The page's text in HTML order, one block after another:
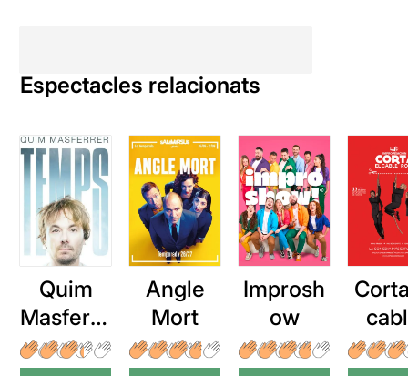
Espectacles relacionats
Quim
Masferre
r: Temps
Angle
Mort
Improsh
ow